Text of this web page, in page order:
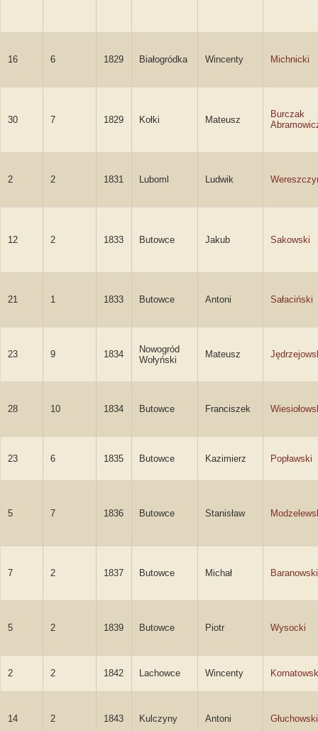
16 6 1829 Białogródka Wincenty Michnicki
30 7 1829 Kołki Mateusz
Burczak
2 2 1831 Luboml Ludwik
12 2 1833 Butowce Jakub Sakowski
21 1 1833 Butowce Antoni Sałaciński
23 9 1834
Nowogród
Wołyński
Mateusz
28 10 1834 Butowce Franciszek
23 6 1835 Butowce Kazimierz Popławski
5 7 1836 Butowce Stanisław
7 2 1837 Butowce Michał Baranowski
5 2 1839 Butowce Piotr Wysocki
2 2 1842 Lachowce Wincenty
14 2 1843 Kulczyny Antoni Głuchowski